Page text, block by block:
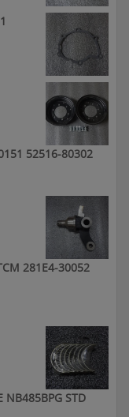
52516-80302
281E4-30052
STD